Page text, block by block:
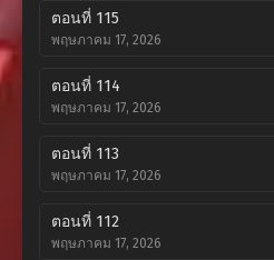
ตอนที่ 115
พฤษภาคม 17, 2026
ตอนที่ 114
พฤษภาคม 17, 2026
ตอนที่ 113
พฤษภาคม 17, 2026
ตอนที่ 112
พฤษภาคม 17, 2026